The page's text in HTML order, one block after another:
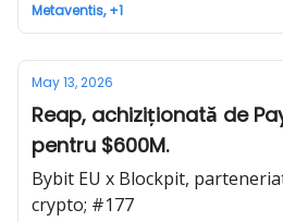
Metaventis, +1
May 13, 2026
Reap, achiziționată de
pentru $600M.
Bybit EU x Blockpit,
crypto; #177